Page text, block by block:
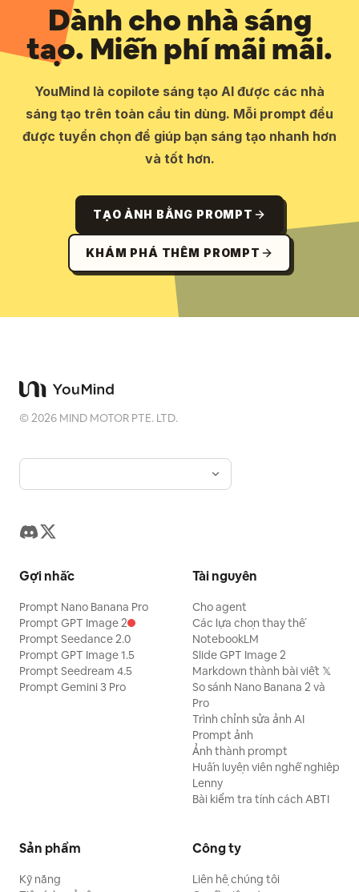
Dành cho nhà sáng
tạo. Miễn phí mãi mãi.
YouMind là copilote sáng tạo AI được các nhà
sáng tạo trên toàn cầu tin dùng. Mỗi prompt đều
được tuyển chọn để giúp bạn sáng tạo nhanh hơn
và tốt hơn.
TẠO ẢNH BẰNG PROMPT
KHÁM PHÁ THÊM PROMPT
©2026 MIND MOTOR PTE. LTD.
Gợi nhắc
Prompt Nano Banana Pro
Prompt GPT Image 2
Prompt Seedance 2.0
Prompt GPT Image 1.5
Prompt Seedream 4.5
Prompt Gemini 3 Pro
Tài nguyên
Cho agent
Các lựa chọn thay thế
NotebookLM
Slide GPT Image 2
Markdown thành bài viết 𝕏
So sánh Nano Banana 2 và
Pro
Trình chỉnh sửa ảnh AI
Prompt ảnh
Ảnh thành prompt
Huấn luyện viên nghề nghiệp
Lenny
Bài kiểm tra tính cách ABTI
Sản phẩm
Kỹ năng
Công ty
Liên hệ chúng tôi